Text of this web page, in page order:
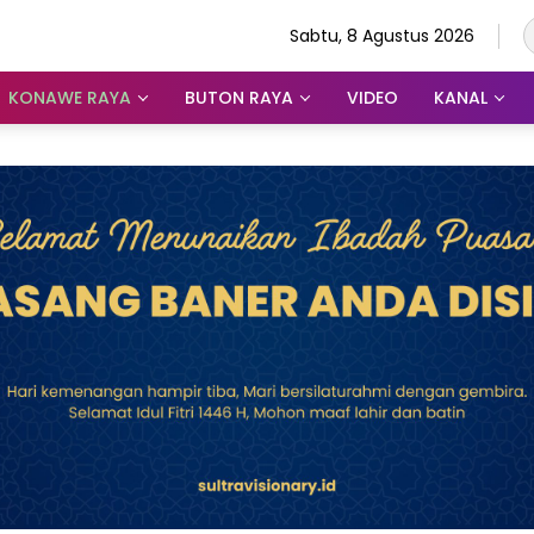
Sabtu, 8 Agustus 2026
KONAWE RAYA BUTON RAYA VIDEO KANAL